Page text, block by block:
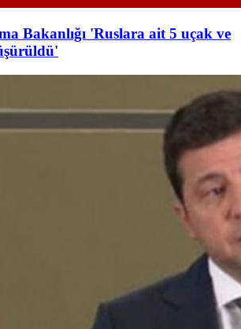
Bakanlığı 'Ruslara ait 5 uçak ve